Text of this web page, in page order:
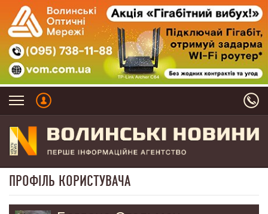
ПРОФІЛЬ КОРИСТУВАЧА